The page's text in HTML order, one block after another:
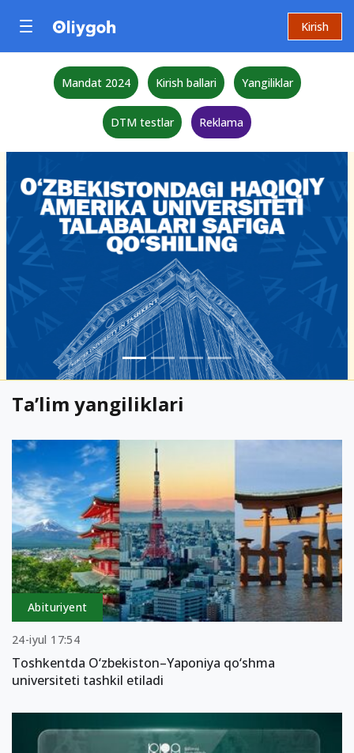
Kirish
Mandat 2024 Kirish ballari Yangiliklar
DTM testlar Reklama
Ta’lim yangiliklari
Abituriyent
24-iyul 17:54
Toshkentda O‘zbekiston–Yaponiya qo‘shma
universiteti tashkil etiladi